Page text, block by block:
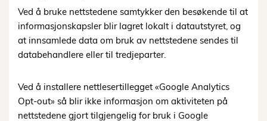
Ved å bruke nettstedene samtykker den besøkende til at
informasjonskapsler blir lagret lokalt i datautstyret, og
at innsamlede data om bruk av nettstedene sendes til
databehandlere eller til tredjeparter.
Ved å installere nettlesertillegget «Google Analytics
Opt-out» så blir ikke informasjon om aktiviteten på
nettstedene gjort tilgjengelig for bruk i Google